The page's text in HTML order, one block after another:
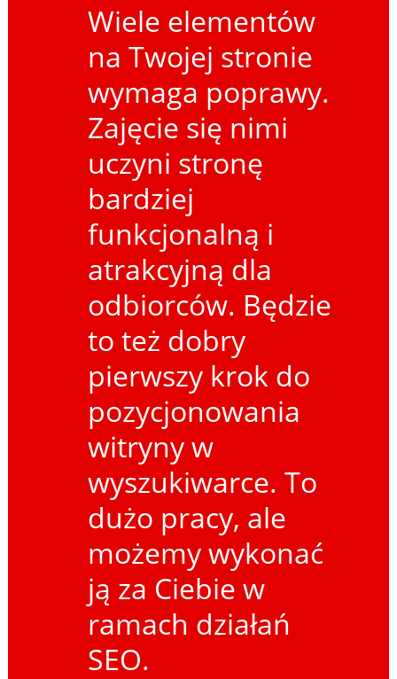
Wiele elementów
na Twojej stronie
wymaga poprawy.
Zajęcie się nimi
uczyni stronę
bardziej
funkcjonalną i
atrakcyjną dla
odbiorców. Będzie
to też dobry
pierwszy krok do
pozycjonowania
witryny w
wyszukiwarce. To
dużo pracy, ale
możemy wykonać
ją za Ciebie w
ramach działań
SEO.